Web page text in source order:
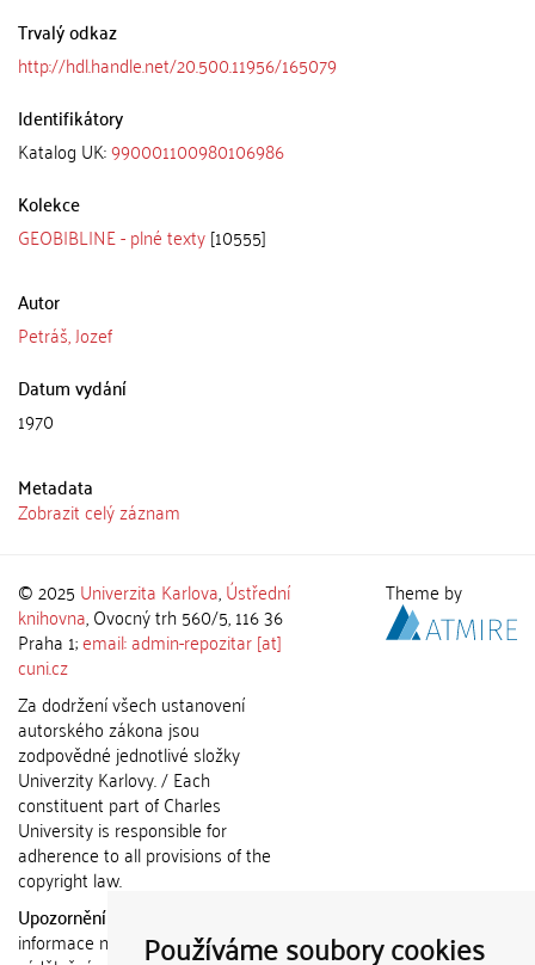
Používáme soubory cookies
Trvalý odkaz
http://hdl.handle.net/20.500.11956/165079
Identifikátory
Katalog UK:990001100980106986
Kolekce
GEOBIBLINE - plné texty[10555]
Autor
Petráš, Jozef
Datum vydání
1970
Metadata
Zobrazit celý záznam
© 2025 Univerzita Karlova,Ústřední
knihovna, Ovocný trh 560/5, 116 36
Praha 1;email: admin-repozitar [at]
cuni.cz
Za dodržení všech ustanovení
autorského zákona jsou
zodpovědné jednotlivé složky
Univerzity Karlovy. / Each
constituent part of Charles
University is responsible for
adherence to all provisions of the
copyright law.
Upozornění / Notice:
informace nemohou být použity k
Theme by